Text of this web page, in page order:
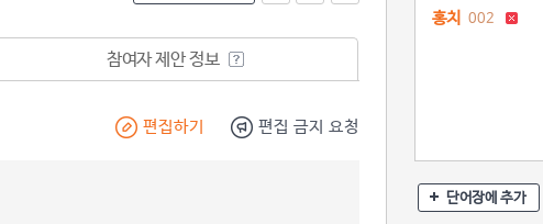
참여자 제안 정보
편집하기 편집 금지 요청
홍치 002
단어장에 추가